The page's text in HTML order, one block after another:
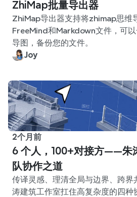
ZhiMap批量导出器
ZhiMap导出器支持将zhimap思维
FreeMind和Markdown文件，可
导图，备份您的文件。
Joy
2个月前
6 个人，100+对接方——朱
队协作之道
传译灵感、理清全局与边界、跨
涛建筑工作室扛住高复杂度的四种